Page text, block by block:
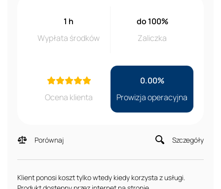
1 h
Wypłata środków
do 100%
Zaliczka
Ocena klienta
0.00%
Prowizja operacyjna
Porównaj Szczegóły
Klient ponosi koszt tylko wtedy kiedy korzysta z usługi.